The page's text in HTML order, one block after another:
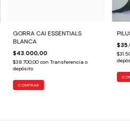
GORRA CAI ESSENTIALS
BLANCA
$43.000,00
$38.700,00con Transferencia o
depósito